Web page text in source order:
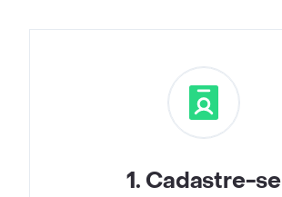
1. Cadastre-se